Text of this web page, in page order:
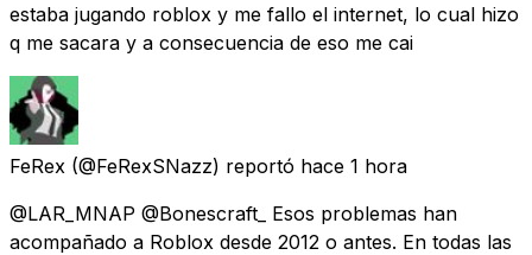
estaba jugando roblox y me fallo el internet, lo cual hizo
q me sacara y a consecuencia de eso me cai
FeRex (@FeRexSNazz) reportó hace 1 hora
@LAR_MNAP @Bonescraft_ Esos problemas han
acompañado a Roblox desde 2012 o antes. En todas las